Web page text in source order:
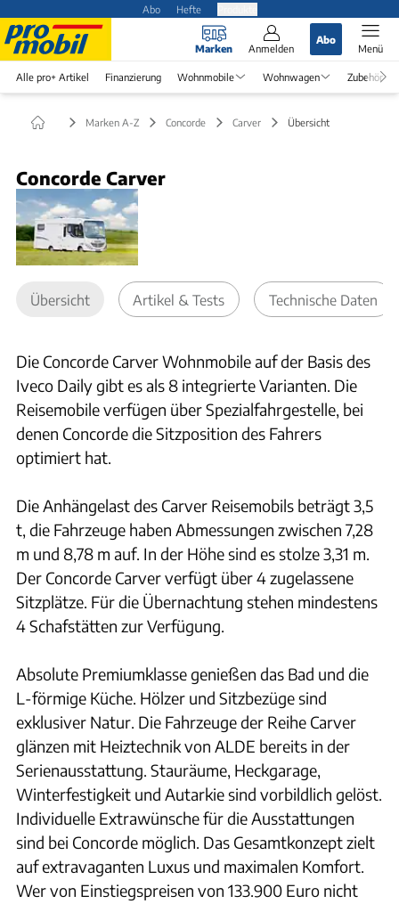
Abo Hefte
Marken Anmelden
Abo
Menü
Alle pro+ Artikel Finanzierung Wohnmobile Wohnwagen Zubehör
Marken A-Z Concorde Carver Übersicht
Concorde Carver
Übersicht Artikel & Tests Technische Daten
Die Concorde Carver Wohnmobile auf der Basis des
Iveco Daily gibt es als 8 integrierte Varianten. Die
Reisemobile verfügen über Spezialfahrgestelle, bei
denen Concorde die Sitzposition des Fahrers
optimiert hat.
Die Anhängelast des Carver Reisemobils beträgt 3,5
t, die Fahrzeuge haben Abmessungen zwischen 7,28
m und 8,78 m auf. In der Höhe sind es stolze 3,31 m.
Der Concorde Carver verfügt über 4 zugelassene
Sitzplätze. Für die Übernachtung stehen mindestens
4 Schafstätten zur Verfügung.
Absolute Premiumklasse genießen das Bad und die
L-förmige Küche. Hölzer und Sitzbezüge sind
exklusiver Natur. Die Fahrzeuge der Reihe Carver
glänzen mit Heiztechnik von ALDE bereits in der
Serienausstattung. Stauräume, Heckgarage,
Winterfestigkeit und Autarkie sind vorbildlich gelöst.
Individuelle Extrawünsche für die Ausstattungen
sind bei Concorde möglich. Das Gesamtkonzept zielt
auf extravaganten Luxus und maximalen Komfort.
Wer von Einstiegspreisen von 133.900 Euro nicht